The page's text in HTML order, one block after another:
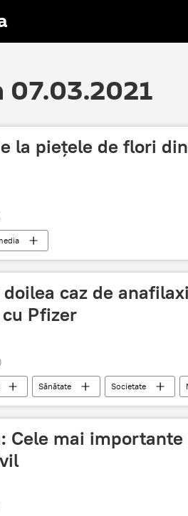
la piețele de flori
caz de
Pfizer
Sănătate Societate
Cele mai